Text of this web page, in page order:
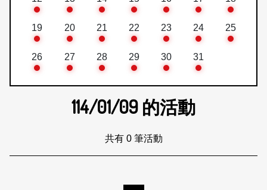
19 20 21 22 23 24 25
26 27 28 29 30 31
114/01/09 的活動
共有 0 筆活動